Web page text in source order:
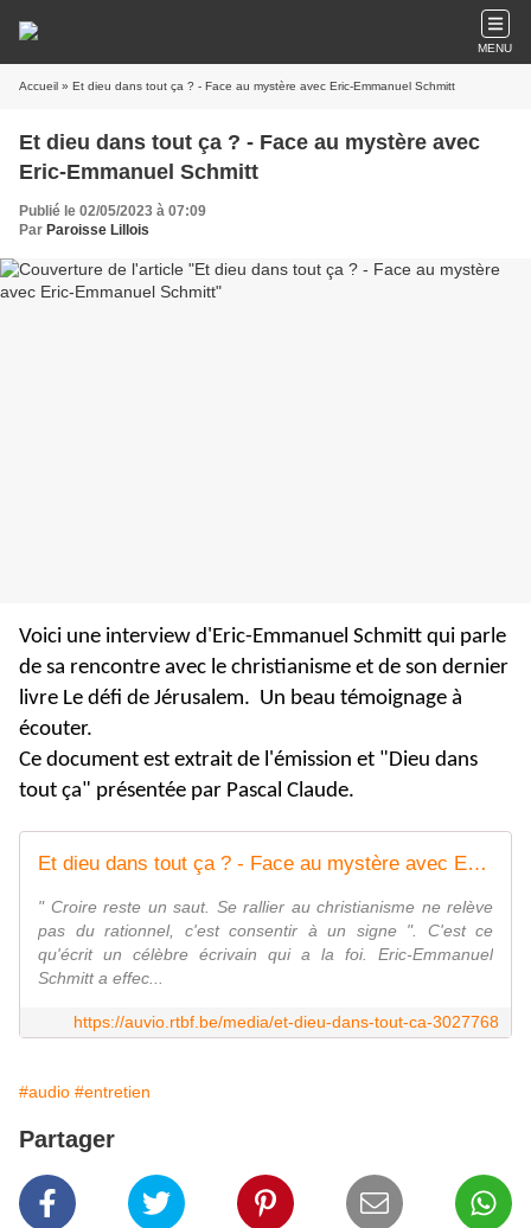
MENU
Accueil » Et dieu dans tout ça ? - Face au mystère avec Eric-Emmanuel Schmitt
Et dieu dans tout ça ? - Face au mystère avec
Eric-Emmanuel Schmitt
Publié le 02/05/2023 à 07:09
Par Paroisse Lillois
Voici une interview d'Eric-Emmanuel Schmitt qui parle
de sa rencontre avec le christianisme et de son dernier
livre Le défi de Jérusalem. Un beau témoignage à
écouter.
Ce document est extrait de l'émission et "Dieu dans
tout ça" présentée par Pascal Claude.
Et dieu dans tout ça ? - Face au mystère avec Eric-Emmanuel Schmitt
" Croire reste un saut. Se rallier au christianisme ne relève
pas du rationnel, c'est consentir à un signe ". C'est ce
qu'écrit un célèbre écrivain qui a la foi. Eric-Emmanuel
Schmitt a effec...
https://auvio.rtbf.be/media/et-dieu-dans-tout-ca-3027768
#audio #entretien
Partager